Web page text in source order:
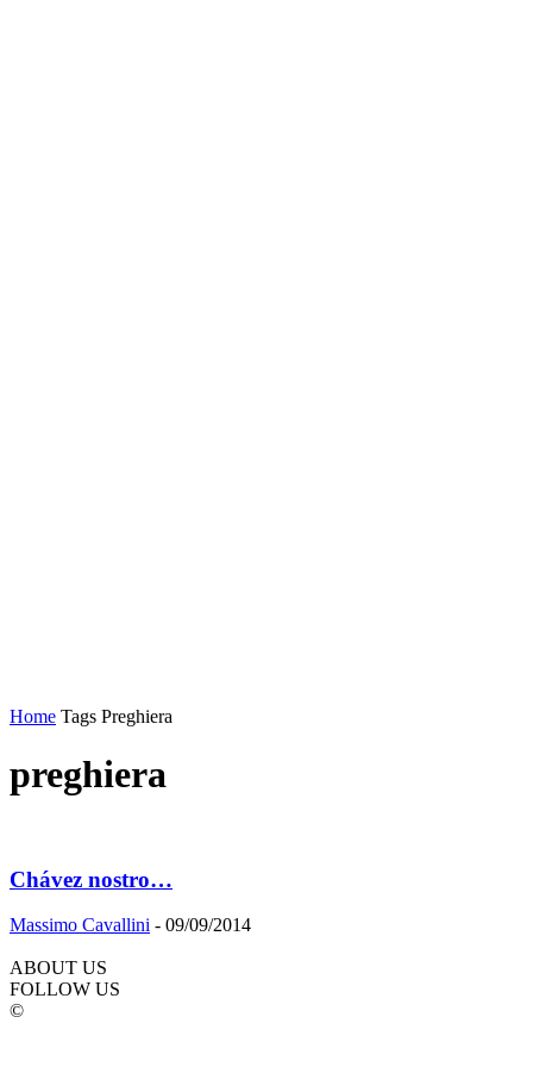
Home Tags Preghiera
preghiera
Chávez nostro…
Massimo Cavallini - 09/09/2014
ABOUT US
FOLLOW US
©